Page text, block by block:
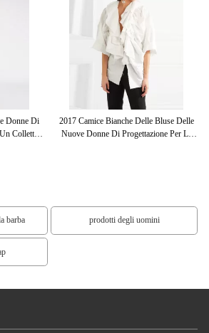
Donne Di
Colletto I
2017 Camice Bianche Delle Bluse Delle
Nuove Donne Di Progettazione Per Le
barba prodotti degli uomini